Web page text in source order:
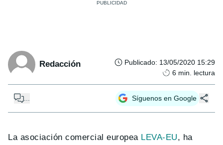
Redacción Publicado: 13/05/2020 15:29
6 min. lectura
Síguenos en Google
La asociación comercial europea LEVA-EU, ha